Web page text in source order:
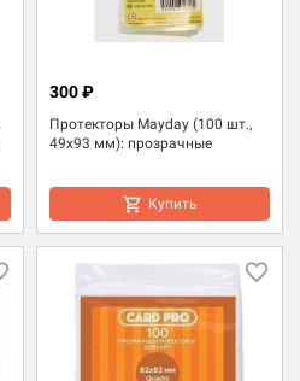
Протекторы Mayday (100 шт.,
49x93 мм): прозрачные
300 ₽
Купить